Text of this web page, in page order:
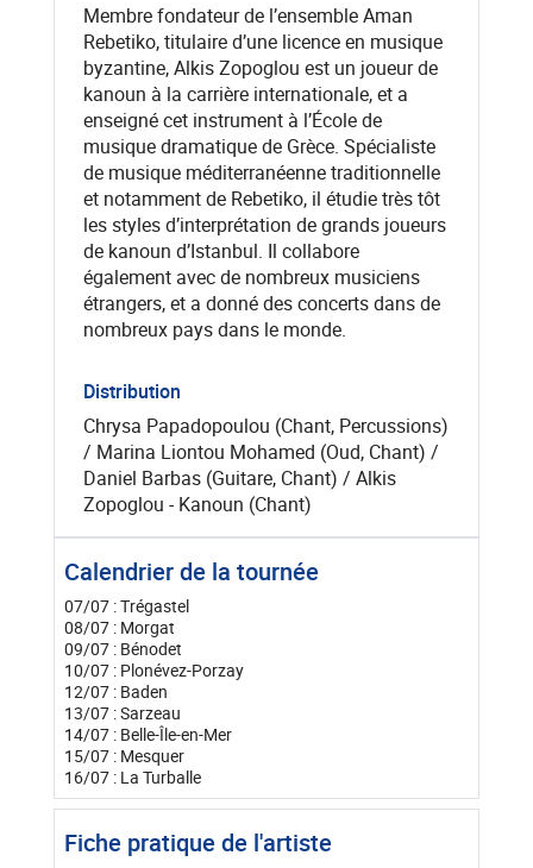
Membre fondateur de l’ensemble Aman
Rebetiko, titulaire d’une licence en musique
byzantine, Alkis Zopoglou est un joueur de
kanoun à la carrière internationale, et a
enseigné cet instrument à l’École de
musique dramatique de Grèce. Spécialiste
de musique méditerranéenne traditionnelle
et notamment de Rebetiko, il étudie très tôt
les styles d’interprétation de grands joueurs
de kanoun d’Istanbul. Il collabore
également avec de nombreux musiciens
étrangers, et a donné des concerts dans de
nombreux pays dans le monde.
Distribution
Chrysa Papadopoulou (Chant, Percussions)
/ Marina Liontou Mohamed (Oud, Chant) /
Daniel Barbas (Guitare, Chant) / Alkis
Zopoglou - Kanoun (Chant)
Calendrier de la tournée
07/07 : Trégastel
08/07 : Morgat
09/07 : Bénodet
10/07 : Plonévez-Porzay
12/07 : Baden
13/07 : Sarzeau
14/07 : Belle-Île-en-Mer
15/07 : Mesquer
16/07 : La Turballe
Fiche pratique de l'artiste